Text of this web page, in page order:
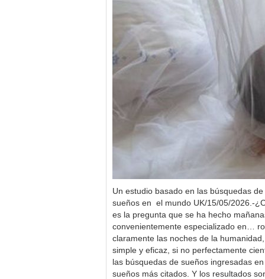
Un estudio basado en las búsquedas
sueños en el mundo UK/15/05/2026.-
es la pregunta que se ha hecho
convenientemente especializado en…
claramente las noches de la
simple y eficaz, si no perfectamente
las búsquedas de sueños ingresadas
sueños más citados. Y los resultados